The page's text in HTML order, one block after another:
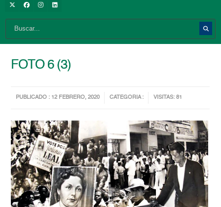
FOTO 6 (3)
PUBLICADO : 12 FEBRERO, 2020 CATEGORIA : VISITAS: 81